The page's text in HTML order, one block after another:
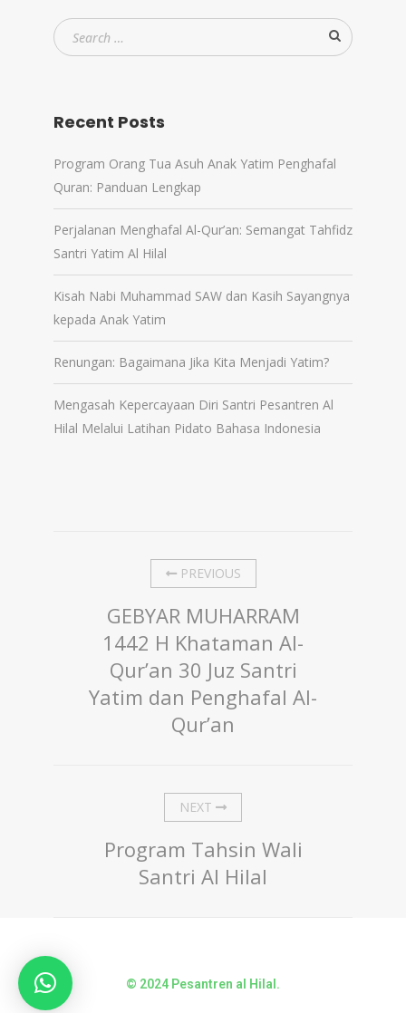
Recent Posts
Program Orang Tua Asuh Anak Yatim Penghafal
Quran: Panduan Lengkap
Perjalanan Menghafal Al-Qur’an: Semangat Tahfidz
Santri Yatim Al Hilal
Kisah Nabi Muhammad SAW dan Kasih Sayangnya
kepada Anak Yatim
Renungan: Bagaimana Jika Kita Menjadi Yatim?
Mengasah Kepercayaan Diri Santri Pesantren Al
Hilal Melalui Latihan Pidato Bahasa Indonesia
PREVIOUS
GEBYAR MUHARRAM
1442 H Khataman Al-
Qur’an 30 Juz Santri
Yatim dan Penghafal Al-
Qur’an
NEXT
Program Tahsin Wali
Santri Al Hilal
© 2024 Pesantren al Hilal.